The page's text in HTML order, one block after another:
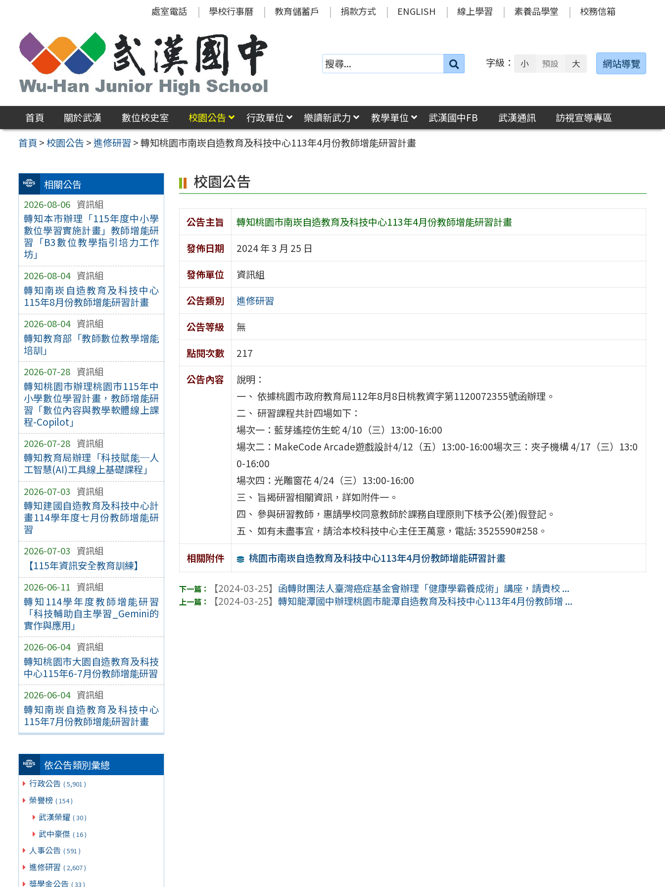
區
處室電話 學校行事曆 教育儲蓄戶 捐款方式 ENGLISH 線上學習 素養品學堂 校務信箱
搜
字級： 小 預設 大 網站導覽
首頁 關於武漢 數位校史室 校園公告 行政單位 樂讀新武力 教學單位 武漢國中FB 武漢通訊
訪視宣導專區
首頁 >校園公告 >進修研習 >轉知桃園市南崁自造教育及科技中心113年4月份教師增能研習計畫
相關公告
2026-08-06 資訊組
轉知本市辦理「115年度中小學
數位學習實施計畫」教師增能研
習「B3數位教學指引培力工作
坊」
2026-08-04 資訊組
轉知南崁自造教育及科技中心
115年8月份教師增能研習計畫
2026-08-04 資訊組
轉知教育部「教師數位教學增能
培訓」
2026-07-28 資訊組
轉知桃園市辦理桃園市115年中
小學數位學習計畫，教師增能研
習「數位內容與教學軟體線上課
程-Copilot」
2026-07-28 資訊組
轉知教育局辦理「科技賦能─人
工智慧(AI)工具線上基礎課程」
2026-07-03 資訊組
轉知建國自造教育及科技中心計
畫114學年度七月份教師增能研
習
2026-07-03 資訊組
【115年資訊安全教育訓練】
2026-06-11 資訊組
轉知114學年度教師增能研習
「科技輔助自主學習_Gemini的
實作與應用」
2026-06-04 資訊組
轉知桃園市大園自造教育及科技
中心115年6-7月份教師增能研習
2026-06-04 資訊組
轉知南崁自造教育及科技中心
115年7月份教師增能研習計畫
依公告類別彙總
行政公告 ( 5,901 )
榮譽榜 ( 154 )
武漢榮耀 ( 30 )
武中豪傑 ( 16 )
人事公告 ( 591 )
進修研習 ( 2,607 )
獎學金公告 ( 33 )
校園公告
公告主旨
轉知桃園市南崁自造教育及科技中心113年4月份教師增能研習計畫
發佈日期
2024 年 3 月 25 日
發佈單位
資訊組
公告類別
進修研習
公告等級
無
點閱次數
217
公告內容
說明：
一、 依據桃園市政府教育局112年8月8日桃教資字第1120072355號函辦理。
二、 研習課程共計四場如下：
場次一：藍芽遙控仿生蛇 4/10（三）13:00-16:00
場次二：MakeCode Arcade遊戲設計4/12（五）13:00-16:00場次三：夾子機構 4/17（三）13:0
0-16:00
場次四：光雕窗花 4/24（三）13:00-16:00
三、 旨揭研習相關資訊，詳如附件一。
四、 參與研習教師，惠請學校同意教師於課務自理原則下核予公(差)假登記。
五、 如有未盡事宜，請洽本校科技中心主任王萬意，電話: 3525590#258。
相關附件
桃園市南崁自造教育及科技中心113年4月份教師增能研習計畫
【2024-03-25】 函轉財團法人臺灣癌症基金會辦理「健康學霸養成術」講座，請貴校 ...
【2024-03-25】轉知龍潭國中辦理桃園市龍潭自造教育及科技中心113年4月份教師增 ...